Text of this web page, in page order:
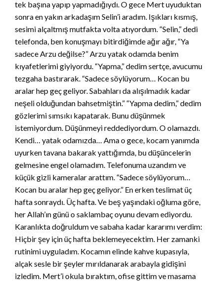
tek başına yapıp yapmadığıydı. O gece Mert uyuduktan
sonra en yakın arkadaşım Selin’i aradım. Işıkları kısmış,
sesimi alçaltmış mutfakta volta atıyordum. “Selin,” dedi
telefonda, ben konuşmayı bitirdiğimde ağır ağır, “Ya
sadece Arzu değilse?” Arzu yatak odamda benim
kıyafetlerimi giyiyordu. “Yapma,” dedim sertçe, avucumu
tezgaha bastırarak. “Sadece söylüyorum… Kocan bu
aralar hep geç geliyor. Sabahları da alışılmadık kadar
neşeli olduğundan bahsetmiştin.” “Yapma dedim,” dedim
gözlerimi sımsıkı kapatarak. Bunu düşünmek
istemiyordum. Düşünmeyi reddediyordum. O olamazdı.
Kendi… yatak odamızda… Ama o gece, kocam yanımda
uyurken tavana bakarak yattığımda, bu düşüncelerin
gelmesine engel olamadım. Telefonuma uzandım ve
küçük gizli kameralar arattım. “Sadece söylüyorum…
Kocan bu aralar hep geç geliyor.” En erken teslimat üç
hafta sonraydı. Üç hafta. Ve beş yaşındaki oğluma göre,
her Allah’ın günü o saklambaç oyunu devam ediyordu.
Karanlıkta doğruldum ve sabaha kadar kararımı verdim:
Hiçbir şey için üç hafta beklemeyecektim. Her zamanki
rutinimi uyguladım. Kocamın elinde kahve kupasıyla,
alçak sesle bir şeyler mırıldanarak arabayla gidişini
izledim. Mert’i okula bıraktım, ofise gittim ve masama